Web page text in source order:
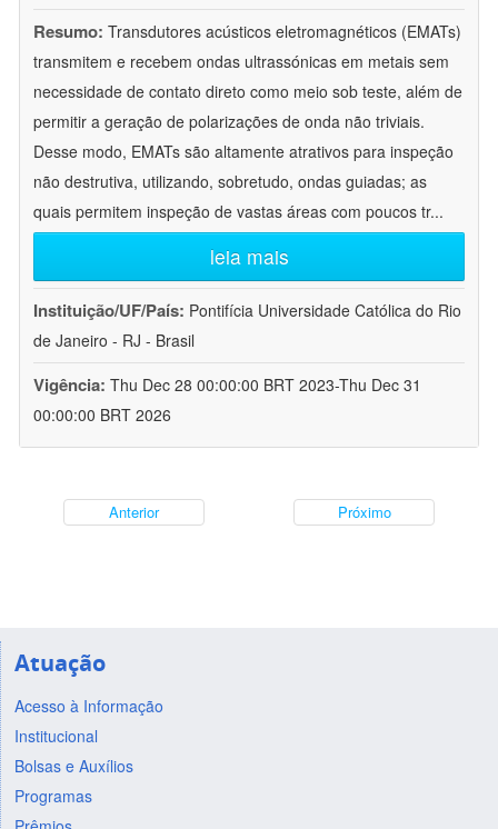
Resumo: Transdutores acústicos eletromagnéticos (EMATs)
transmitem e recebem ondas ultrassónicas em metais sem
necessidade de contato direto como meio sob teste, além de
permitir a geração de polarizações de onda não triviais.
Desse modo, EMATs são altamente atrativos para inspeção
não destrutiva, utilizando, sobretudo, ondas guiadas; as
quais permitem inspeção de vastas áreas com poucos tr...
leia mais
Instituição/UF/País: Pontifícia Universidade Católica do Rio
de Janeiro - RJ - Brasil
Vigência: Thu Dec 28 00:00:00 BRT 2023-Thu Dec 31
00:00:00 BRT 2026
Anterior Próximo
Atuação
Acesso à Informação
Institucional
Bolsas e Auxílios
Programas